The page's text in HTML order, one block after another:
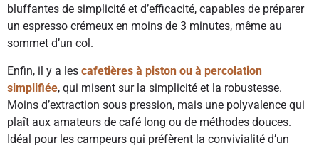
bluffantes de simplicité et d’efficacité, capables de préparer
un espresso crémeux en moins de 3 minutes, même au
sommet d’un col.
Enfin, il y a les cafetières à piston ou à percolation
simplifiée, qui misent sur la simplicité et la robustesse.
Moins d’extraction sous pression, mais une polyvalence qui
plaît aux amateurs de café long ou de méthodes douces.
Idéal pour les campeurs qui préfèrent la convivialité d’un